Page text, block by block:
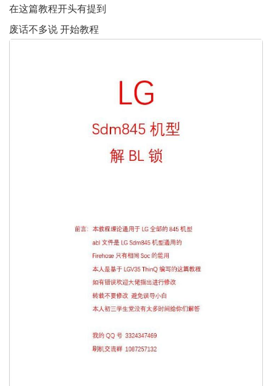
在这篇教程开头有提到
废话不多说 开始教程